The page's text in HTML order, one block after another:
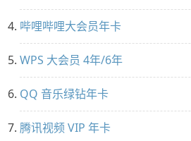
哔哩哔哩大会员年卡
WPS 大会员 4年/6年
QQ 音乐绿钻年卡
腾讯视频 VIP 年卡